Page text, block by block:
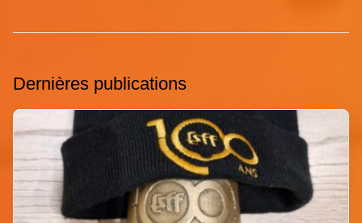
Dernières publications